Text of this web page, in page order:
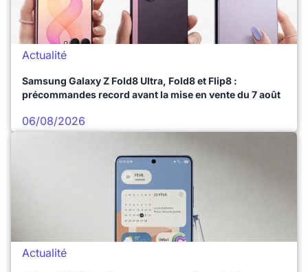
Actualité
Samsung Galaxy Z Fold8 Ultra, Fold8 et Flip8 :
précommandes record avant la mise en vente du 7 août
06/08/2026
Actualité